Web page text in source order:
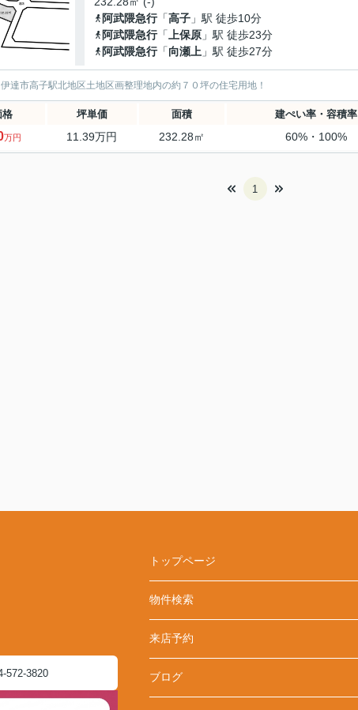
阿武隈急行「高子 」駅 徒歩10分
阿武隈急行「 上保原 」駅 徒歩23分
阿武隈急行「向瀬上 」駅 徒歩27分
伊達市高子駅北地区土地区画整理地内の約７０坪の住宅用地！
格 坪単価 面積 建ぺい率・容積率
万円 11.39万円 232.28㎡ 60%・100%
1
572-3820
トップページ
物件検索
来店予約
ブログ